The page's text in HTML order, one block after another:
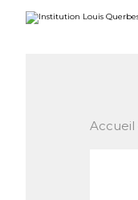
contenu.
personnels
Accueil